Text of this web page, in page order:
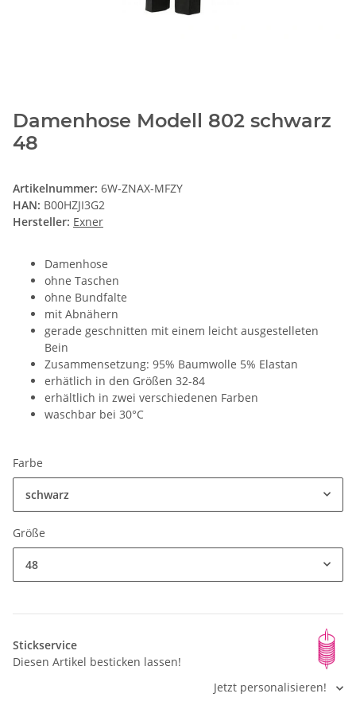
Damenhose Modell 802 schwarz
48
Artikelnummer: 6W-ZNAX-MFZY
HAN: B00HZJI3G2
Hersteller: Exner
Damenhose
ohne Taschen
ohne Bundfalte
mit Abnähern
gerade geschnitten mit einem leicht ausgestelleten
Bein
Zusammensetzung: 95% Baumwolle 5% Elastan
erhätlich in den Größen 32-84
erhältlich in zwei verschiedenen Farben
waschbar bei 30°C
Farbe
schwarz
Größe
48
Stickservice
Diesen Artikel besticken lassen!
Jetzt personalisieren!